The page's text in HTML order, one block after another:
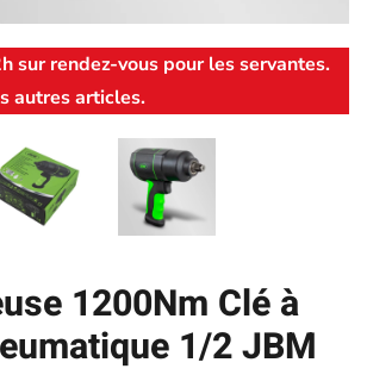
sur rendez-vous pour les servantes.
autres articles.
1200Nm Clé à
1/2 JBM